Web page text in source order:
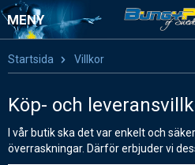
MENY
Startsida Villkor
Köp- och
I vår butik ska det var enkelt och
överraskningar. Därför erbjuder vi